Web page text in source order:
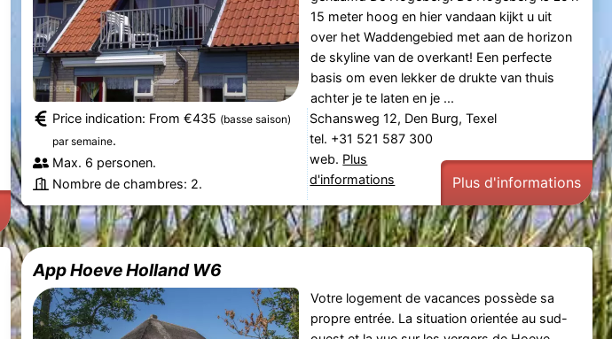
15 meter hoog en hier vandaan kijkt u uit
over het Waddengebied met aan de horizon
de skyline van de overkant! Een perfecte
basis om even lekker de drukte van thuis
achter je te laten en je ...
Price indication: From €435 (basse saison)
par semaine.
Max. 6 personen.
Nombre de chambres: 2.
Schansweg 12, Den Burg, Texel
tel. +31 521 587 300
web. Plus
d'informations
Plus d'informations
App Hoeve Holland W6
Votre logement de vacances possède sa
propre entrée. La situation orientée au sud-